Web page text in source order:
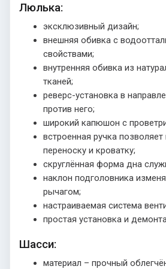
Люлька:
эксклюзивный дизайн;
внешняя обивка с
свойствами;
внутренняя обивка из
тканей;
реверс-установка в
против него;
широкий капюшон с
встроенная ручка
переноску и кроватку;
скруглённая форма дна
наклон подголовника
рычагом;
настраиваемая система
простая установка и
Шасси:
материал – прочный